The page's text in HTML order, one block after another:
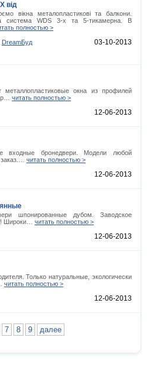
від
вікна металопластикові та балкони.
система WDS 3-х та 5-тикамерна. В
полностью >
DreamБуд 03-10-2013
металлопластиковые окна из профилей
читать полностью >
12-06-2013
входные бронедвери. Модели любой
читать полностью >
12-06-2013
шпонированные дубом. Заводское
Широки… читать полностью >
12-06-2013
Только натуральные, экологически
читать полностью >
12-06-2013
7 8 9 далее